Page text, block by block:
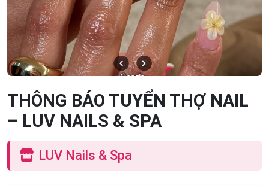
THÔNG BÁO TUYỂN THỢ NAIL
– LUV NAILS & SPA
LUV Nails & Spa